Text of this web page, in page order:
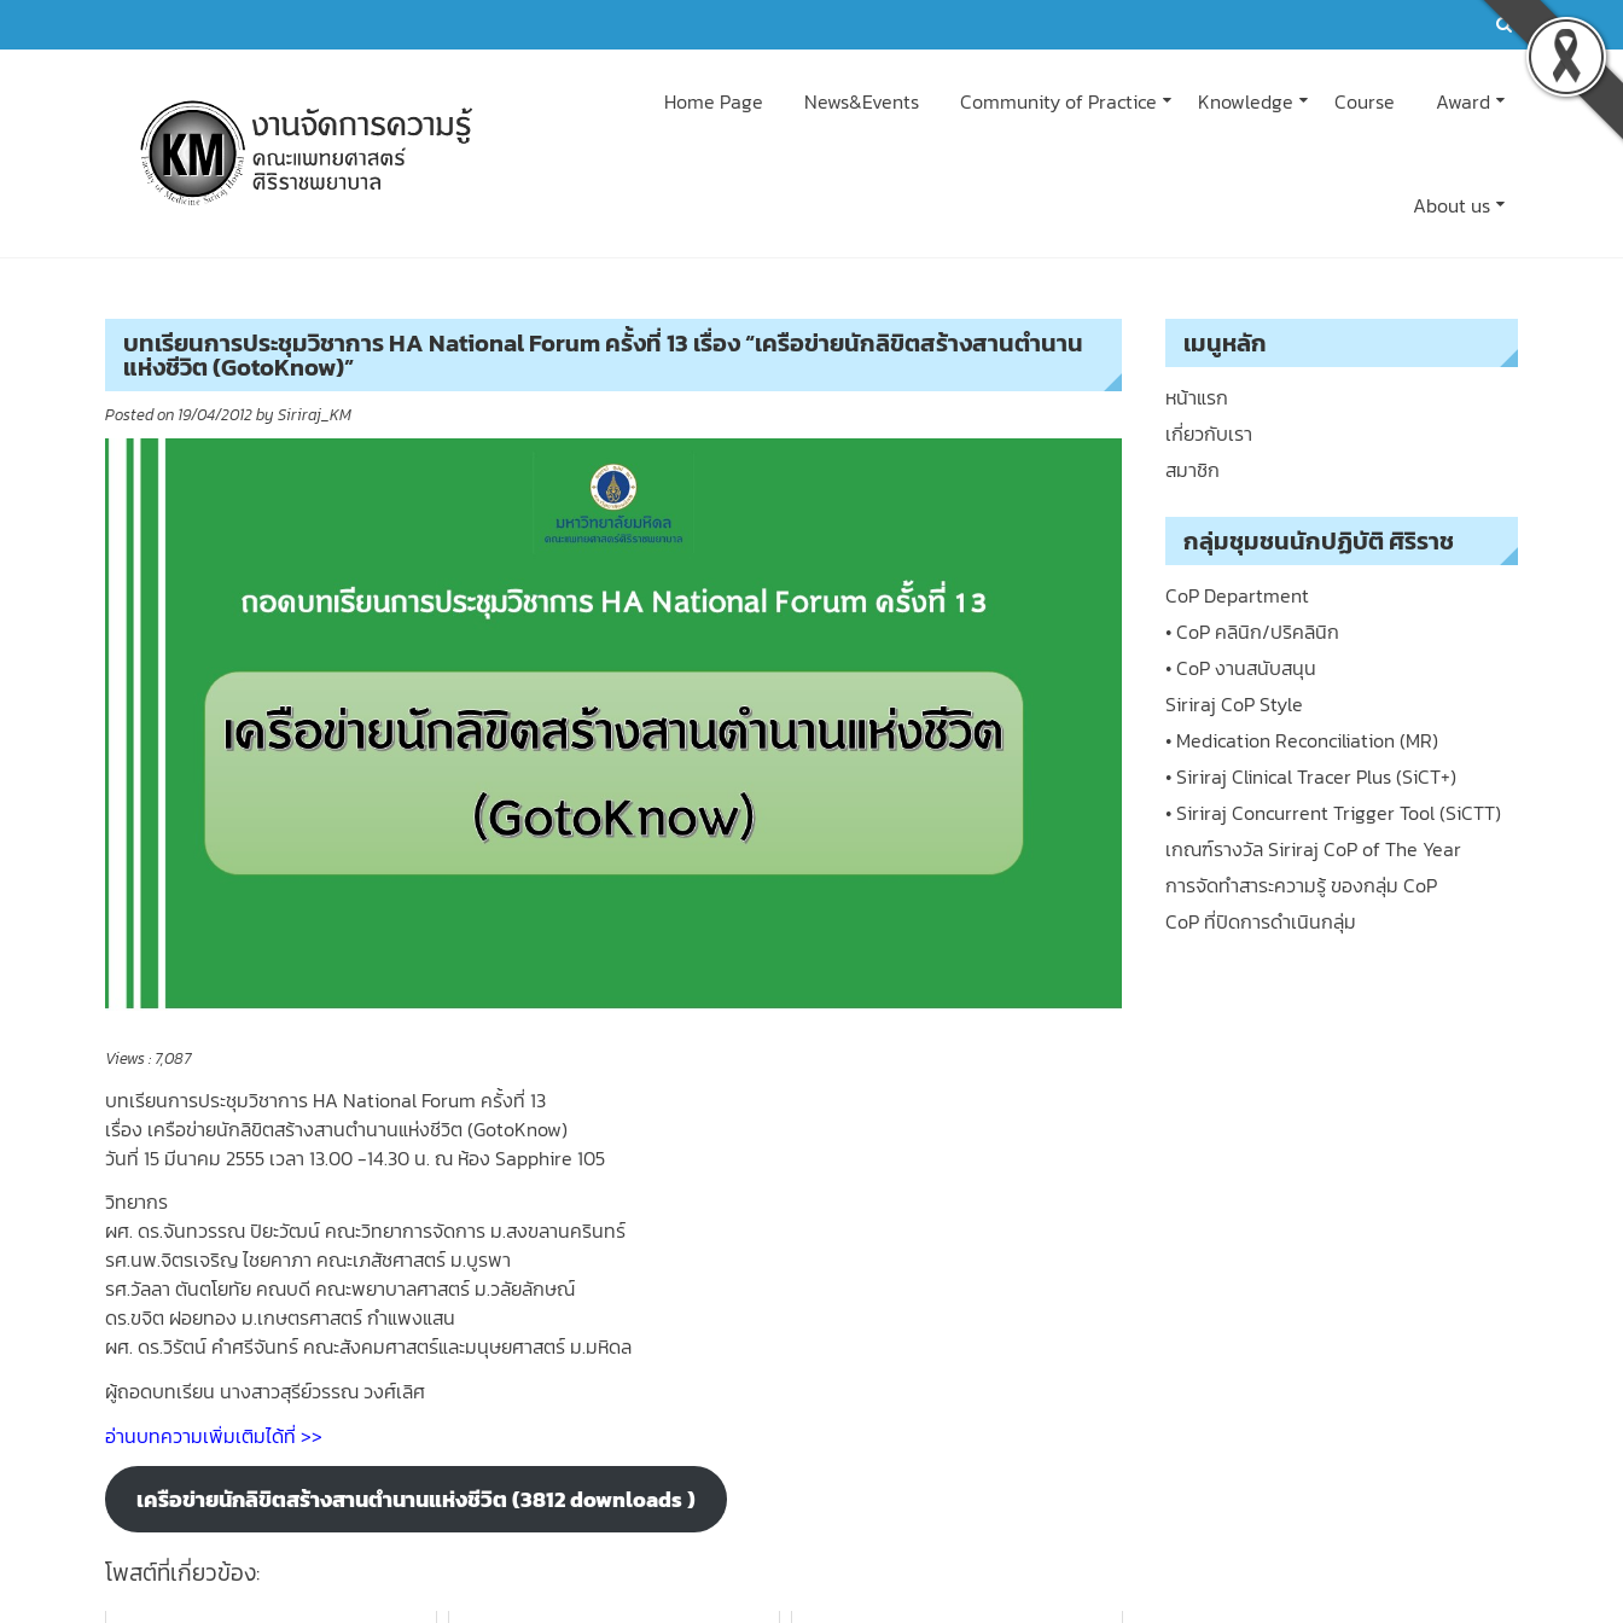
to
Home Page News&Events Community of Practice Knowledge Course Award
About us
บทเรียนการประชุมวิชาการ HA National Forum ครั้งที่ 13 เรื่อง “เครือข่ายนักลิขิตสร้างสานตำนาน
แห่งชีวิต (GotoKnow)”
Posted on 19/04/2012by Siriraj_KM
Views : 7,087
บทเรียนการประชุมวิชาการ HA National Forum ครั้งที่ 13
เรื่อง เครือข่ายนักลิขิตสร้างสานตำนานแห่งชีวิต (GotoKnow)
วันที่ 15 มีนาคม 2555 เวลา 13.00 -14.30 น. ณ ห้อง Sapphire 105
วิทยากร
ผศ. ดร.จันทวรรณ ปิยะวัฒน์ คณะวิทยาการจัดการ ม.สงขลานครินทร์
รศ.นพ.จิตรเจริญ ไชยคาภา คณะเภสัชศาสตร์ ม.บูรพา
รศ.วัลลา ตันตโยทัย คณบดี คณะพยาบาลศาสตร์ ม.วลัยลักษณ์
ดร.ขจิต ฝอยทอง ม.เกษตรศาสตร์ กำแพงแสน
ผศ. ดร.วิรัตน์ คำศรีจันทร์ คณะสังคมศาสตร์และมนุษยศาสตร์ ม.มหิดล
ผู้ถอดบทเรียน นางสาวสุรีย์วรรณ วงศ์เลิศ
อ่านบทความเพิ่มเติมได้ที่ >>
เครือข่ายนักลิขิตสร้างสานตำนานแห่งชีวิต (3812 downloads )
โพสต์ที่เกี่ยวข้อง:
เมนูหลัก
หน้าแรก
เกี่ยวกับเรา
สมาชิก
กลุ่มชุมชนนักปฏิบัติ ศิริราช
CoP Department
• CoP คลินิก/ปริคลินิก
• CoP งานสนับสนุน
Siriraj CoP Style
• Medication Reconciliation (MR)
• Siriraj Clinical Tracer Plus (SiCT+)
• Siriraj Concurrent Trigger Tool (SiCTT)
เกณฑ์รางวัล Siriraj CoP of The Year
การจัดทำสาระความรู้ ของกลุ่ม CoP
CoP ที่ปิดการดำเนินกลุ่ม